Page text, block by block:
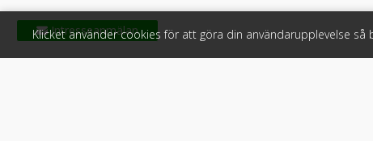
Klicket använder cookies för att göra din användarupplevelse